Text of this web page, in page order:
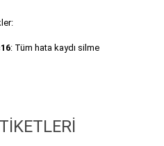
: Tüm hata kaydı silme